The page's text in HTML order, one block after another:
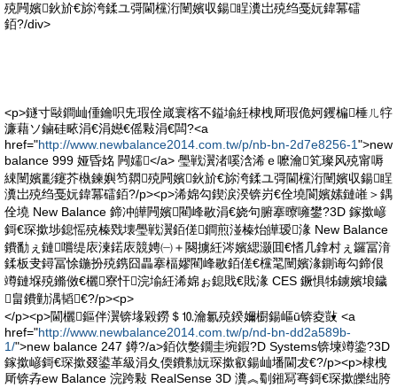
殑闁嬪鈥斺€旀洿鍒ユ彁閫欓洐闉嬪収鍚睈瀵岀殑绉戞妧鍏冪礌
銆?/div>
<p>鐩寸敺鐧屾偅鑰呮兂瑕佺嵅寰楁不鎰堬紝棣栧厛瑕佹妸钁楄棰ㄦ牸
濂藉ソ鏀硅畩涓€涓嬨€傜敤涓€闆?<a
href="http://www.newbalance2014.com.tw/p/nb-bn-2d7e8256-1">new
balance 999 娅昏姳 闁嬬</a> 璺戦瀷渚嗘浛浠ｅ嚒瀹笂璨风殑甯嗕
綀闉嬪彲鑳芥槸鍊嬩笉閷殑闁嬪鈥斺€旀洿鍒ユ彁閫欓洐闉嬪収鍚睈
瀵岀殑绉戞妧鍏冪礌銆?/p><p>浠婂勾鍥涙湀锛岃€佺墝閬嬪嫊鏈嶉＞鍝
佺墝 New Balance 鍗冲皣闁嬪閵峰敭涓€娆句腑搴曢噰鐢?3D 鎵撳嵃
鎶€琛撳埗鎴愮殑榛戣壊璺戦瀷銆傞鐧煎湴榛炲皣瑷湪 New Balance
鐨勫ぇ鏈嚐缇庡湅鍩庡競娉㈠＋闋擄紝涔嬪緦灏囬€愭几鎿村ぇ鑼冨湇
鍒板叏鐞冨悇鍦扮殑鎸囧畾搴楅嫪閵峰敭銆傞€欓毣闉嬪湪鍘诲勾鍗佷
竴鏈堢殑鏅傚€欐寮忓浣堬紝浠婂ぉ鎴戝€戝湪 CES 鐝惧牬鐪嬪埌鐬
畠鐨勭湡韬€?/p><p>
</p><p>閫欐鏂伴瀷锛堟毇鐒＄⒑瀹氱殑鍨嬭櫉鍚嶇ū锛夌敱 <a
href="http://www.newbalance2014.com.tw/p/nd-bn-dd2a589b-
1/">new balance 247 鐏?/a>銆佽嫳鐗圭埦鍜?D Systems锛堜竴鍌?3D
鎵撳嵃鎶€琛撳叕鍙革級涓夊偄鐨勬妧琛撳叡鍚屾墦閫犮€?/p><p>棣栧
厛锛孨ew Balance 浣跨敤 RealSense 3D 瀵︽劅鎺冩弿鎶€琛撳皪绌胯